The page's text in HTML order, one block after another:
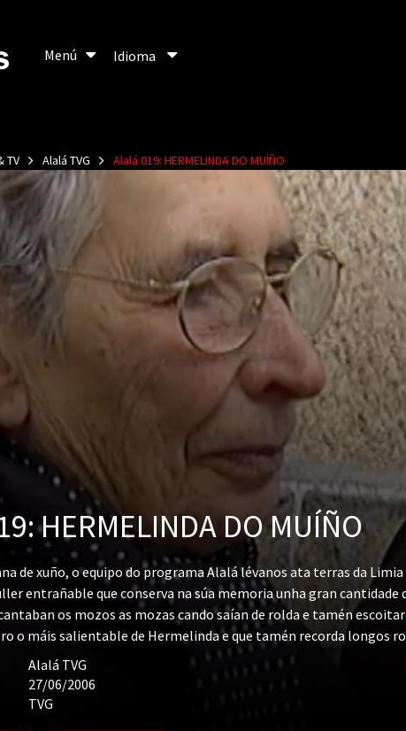
Menú Idioma
Menú Idioma
TV Alalá TVG Alalá 019: HERMELINDA DO MUÍÑO
HERMELINDA DO MUÍÑO
de xuño, o equipo do programa Alalá lévanos ata terras da
entrañable que conserva na súa memoria unha gran cantidade
os mozos as mozas cando saían de rolda e tamén
o máis salientable de Hermelinda e que tamén recorda longos
a principios do século pasado cando percorrian a pé longas
de crimes e suicidios ocorridas noutros puntos de España.
era sobriña dun deste s personaxes, Ángel López,
Alalá TVG
27/06/2006
TVG